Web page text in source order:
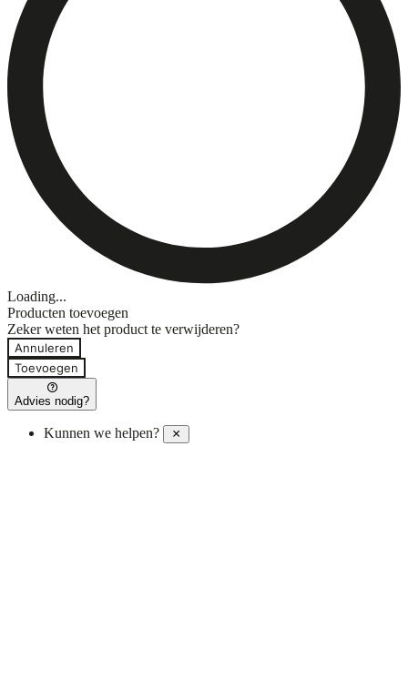
Loading...
Producten toevoegen
Zeker weten het product te verwijderen?
Annuleren
Toevoegen
Advies nodig?
Kunnen we helpen?